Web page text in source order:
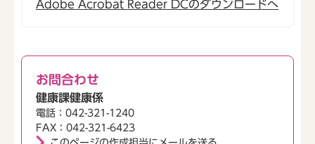
Adobe Acrobat Reader DCのダウンロードへ
お問合わせ
健康課健康係
電話：042-321-1240
FAX：042-321-6423